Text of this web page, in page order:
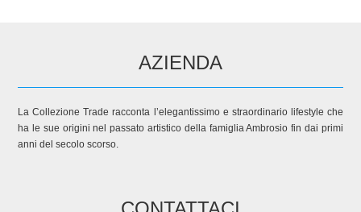
AZIENDA
La Collezione Trade racconta l’elegantissimo e straordinario lifestyle che
ha le sue origini nel passato artistico della famiglia Ambrosio fin dai primi
anni del secolo scorso.